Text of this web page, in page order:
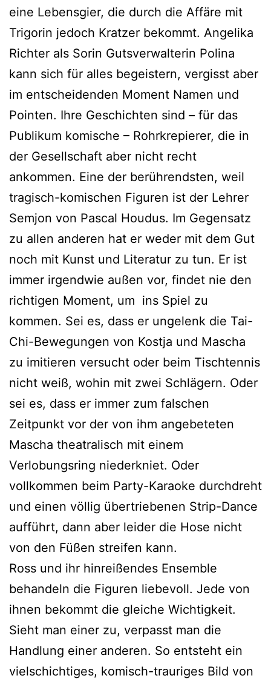
eine Lebensgier, die durch die Affäre mit
Trigorin jedoch Kratzer bekommt. Angelika
Richter als Sorin Gutsverwalterin Polina
kann sich für alles begeistern, vergisst aber
im entscheidenden Moment Namen und
Pointen. Ihre Geschichten sind – für das
Publikum komische – Rohrkrepierer, die in
der Gesellschaft aber nicht recht
ankommen. Eine der berührendsten, weil
tragisch-komischen Figuren ist der Lehrer
Semjon von Pascal Houdus. Im Gegensatz
zu allen anderen hat er weder mit dem Gut
noch mit Kunst und Literatur zu tun. Er ist
immer irgendwie außen vor, findet nie den
richtigen Moment, um ins Spiel zu
kommen. Sei es, dass er ungelenk die Tai-
Chi-Bewegungen von Kostja und Mascha
zu imitieren versucht oder beim Tischtennis
nicht weiß, wohin mit zwei Schlägern. Oder
sei es, dass er immer zum falschen
Zeitpunkt vor der von ihm angebeteten
Mascha theatralisch mit einem
Verlobungsring niederkniet. Oder
vollkommen beim Party-Karaoke durchdreht
und einen völlig übertriebenen Strip-Dance
aufführt, dann aber leider die Hose nicht
von den Füßen streifen kann.
Ross und ihr hinreißendes Ensemble
behandeln die Figuren liebevoll. Jede von
ihnen bekommt die gleiche Wichtigkeit.
Sieht man einer zu, verpasst man die
Handlung einer anderen. So entsteht ein
vielschichtiges, komisch-trauriges Bild von